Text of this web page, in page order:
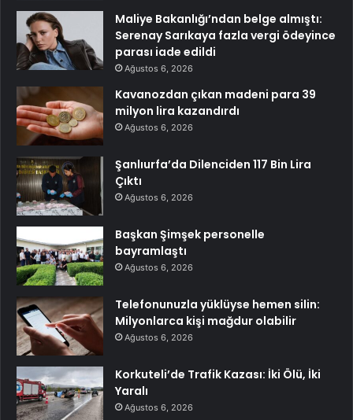
Maliye Bakanlığı’ndan belge almıştı:
Serenay Sarıkaya fazla vergi ödeyince
parası iade edildi
Ağustos 6, 2026
Kavanozdan çıkan madeni para 39
milyon lira kazandırdı
Ağustos 6, 2026
Şanlıurfa’da Dilenciden 117 Bin Lira
Çıktı
Ağustos 6, 2026
Başkan Şimşek personelle
bayramlaştı
Ağustos 6, 2026
Telefonunuzla yüklüyse hemen silin:
Milyonlarca kişi mağdur olabilir
Ağustos 6, 2026
Korkuteli’de Trafik Kazası: İki Ölü, İki
Yaralı
Ağustos 6, 2026